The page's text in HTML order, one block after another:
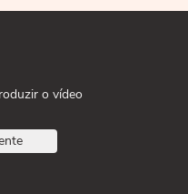
o vídeo